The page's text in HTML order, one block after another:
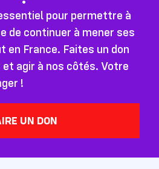
pour permettre à
de continuer à mener ses
en France. Faites un don
agir à nos côtés. Votre
!
UN DON